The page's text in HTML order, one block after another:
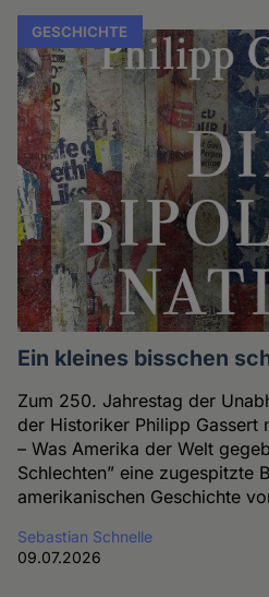
GESCHICHTE
Ein kleines bisschen
Zum 250. Jahrestag der
der Historiker Philipp Gassert
– Was Amerika der Welt
Schlechten” eine zugespitzte
amerikanischen Geschichte
Sebastian Schnelle
09.07.2026